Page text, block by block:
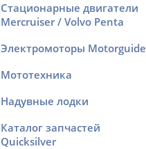
Стационарные двигатели
Mercruiser / Volvo Penta
Электромоторы Motorguide
Мототехника
Надувные лодки
Каталог запчастей
Quicksilver